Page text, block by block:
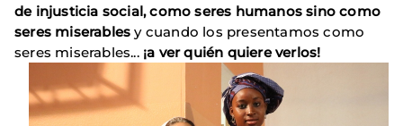
de injusticia social, como seres humanos sino como
seres miserables y cuando los presentamos como
seres miserables... ¡a ver quién quiere verlos!